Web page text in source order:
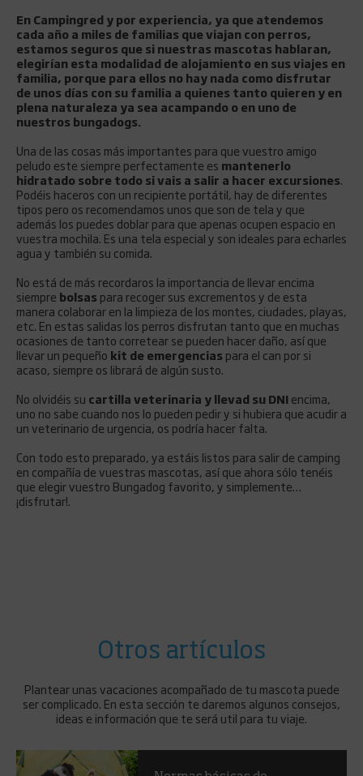
En Campingred y por experiencia, ya que atendemos
cada año a miles de familias que viajan con perros,
estamos seguros que si nuestras mascotas hablaran,
elegirían esta modalidad de alojamiento en sus viajes en
familia, porque para ellos no hay nada como disfrutar
de unos días con su familia a quienes tanto quieren y en
plena naturaleza ya sea acampando o en uno de
nuestros bungadogs.
Una de las cosas más importantes para que vuestro amigo
peludo este siempre perfectamente es mantenerlo
hidratado sobre todo si vais a salir a hacer excursiones.
Podéis haceros con un recipiente portátil, hay de diferentes
tipos pero os recomendamos unos que son de tela y que
además los puedes doblar para que apenas ocupen espacio en
vuestra mochila. Es una tela especial y son ideales para echarles
agua y también su comida.
No está de más recordaros la importancia de llevar encima
siempre bolsas para recoger sus excrementos y de esta
manera colaborar en la limpieza de los montes, ciudades, playas,
etc. En estas salidas los perros disfrutan tanto que en muchas
ocasiones de tanto corretear se pueden hacer daño, así que
llevar un pequeño kit de emergencias para el can por si
acaso, siempre os librará de algún susto.
No olvidéis su cartilla veterinaria y llevad su DNIencima,
uno no sabe cuando nos lo pueden pedir y si hubiera que acudir a
un veterinario de urgencia, os podría hacer falta.
Con todo esto preparado, ya estáis listos para salir de camping
en compañía de vuestras mascotas, así que ahora sólo tenéis
que elegir vuestro Bungadog favorito, y simplemente…
¡disfrutar!.
Otros artículos
Plantear unas vacaciones acompañado de tu mascota puede
ser complicado. En esta sección te daremos algunos consejos,
ideas e información que te será util para tu viaje.